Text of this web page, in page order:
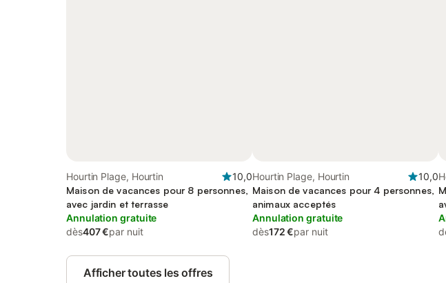
Hourtin Plage, Hourtin
10,0
Maison de vacances pour 8 personnes,
avec jardin et terrasse
Annulation gratuite
dès407 €par nuit
Hourtin Plage, Hourtin
10,0
Maison de vacances pour 4 personnes,
animaux acceptés
Annulation gratuite
dès172 €par nuit
Afficher toutes les offres